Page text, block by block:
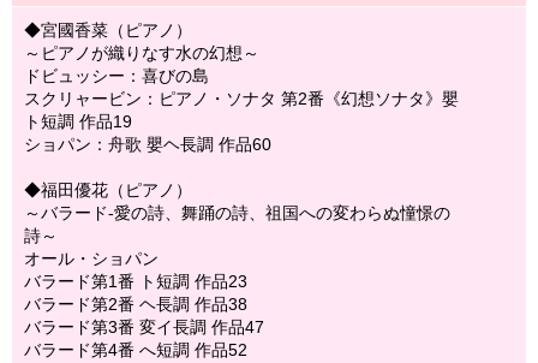
◆宮國香菜（ピアノ）
～ピアノが織りなす水の幻想～
ドビュッシー：喜びの島
スクリャービン：ピアノ・ソナタ 第2番《幻想ソナタ》嬰
ト短調 作品19
ショパン：舟歌 嬰ヘ長調 作品60
◆福田優花（ピアノ）
～バラード-愛の詩、舞踊の詩、祖国への変わらぬ憧憬の
詩～
オール・ショパン
バラード第1番 ト短調 作品23
バラード第2番 ヘ長調 作品38
バラード第3番 変イ長調 作品47
バラード第4番 へ短調 作品52